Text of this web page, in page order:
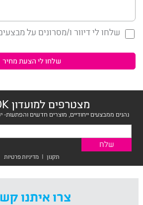
שלחו לי דיוור ו/מסרונים על
מצטרפים למועדון CBOOK
נהנים ממבצעים ייחודיים, מוצרים חדשים
תקנון | מדיניות פרטיות
צרו איתנו